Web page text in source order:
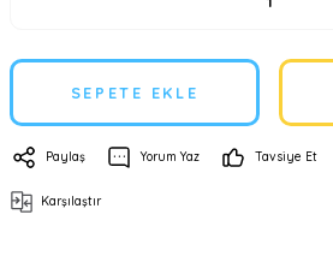
SEPETE EKLE
Paylaş Yorum Yaz Tavsiye Et
Karşılaştır